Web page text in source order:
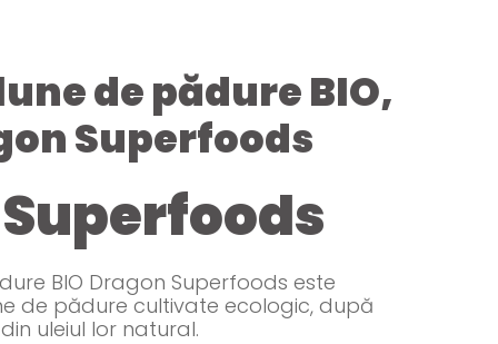
de pădure BIO,
Superfoods
BIO Dragon Superfoods este
de pădure cultivate ecologic, după
uleiul lor natural.